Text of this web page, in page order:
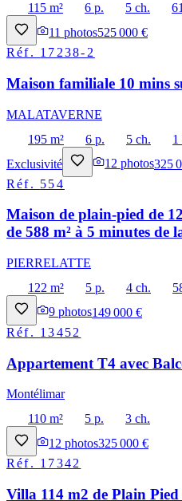
115 m²
6 p. 5 ch.
11 photos525 000 €
Réf. 17238-2
Maison familiale 10 mins
MALATAVERNE
195 m²
6 p. 5 ch.
1
Exclusivité
12 photos325
Réf. 554
Maison de plain-pied de
de 588 m² à 5 minutes de
PIERRELATTE
122 m²
5 p. 4 ch.
9 photos149 000 €
Réf. 13452
Appartement T4 avec
Montélimar
110 m²
5 p.
3 ch.
12 photos325 000 €
Réf. 17342
Villa 114 m2 de Plain Pied